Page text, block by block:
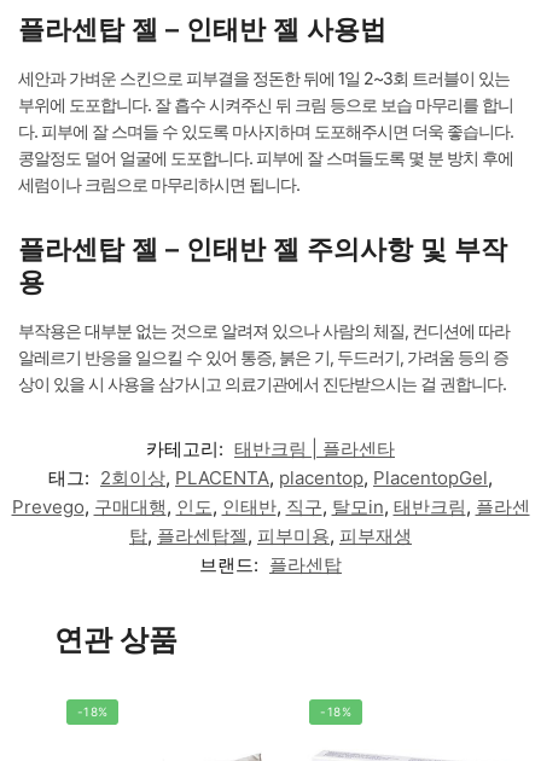
플라센탑 젤 – 인태반 젤 사용법
세안과 가벼운 스킨으로 피부결을 정돈한 뒤에 1일 2~3회 트러블이 있는
부위에 도포합니다. 잘 흡수 시켜주신 뒤 크림 등으로 보습 마무리를 합니
다. 피부에 잘 스며들 수 있도록 마사지하며 도포해주시면 더욱 좋습니다.
콩알정도 덜어 얼굴에 도포합니다. 피부에 잘 스며들도록 몇 분 방치 후에
세럼이나 크림으로 마무리하시면 됩니다.
플라센탑 젤 – 인태반 젤 주의사항 및 부작
용
부작용은 대부분 없는 것으로 알려져 있으나 사람의 체질, 컨디션에 따라
알레르기 반응을 일으킬 수 있어 통증, 붉은 기, 두드러기, 가려움 등의 증
상이 있을 시 사용을 삼가시고 의료기관에서 진단받으시는 걸 권합니다.
카테고리: 태반크림 | 플라센타
태그: 2회이상, PLACENTA, placentop, PlacentopGel,
Prevego, 구매대행, 인도, 인태반, 직구, 탈모in, 태반크림, 플라센
탑, 플라센탑젤, 피부미용, 피부재생
브랜드: 플라센탑
연관 상품
-18% -18%